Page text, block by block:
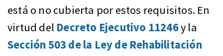
está o no cubierta por estos requisitos. En
virtud del Decreto Ejecutivo 11246y la
Sección 503 de la Ley de Rehabilitación